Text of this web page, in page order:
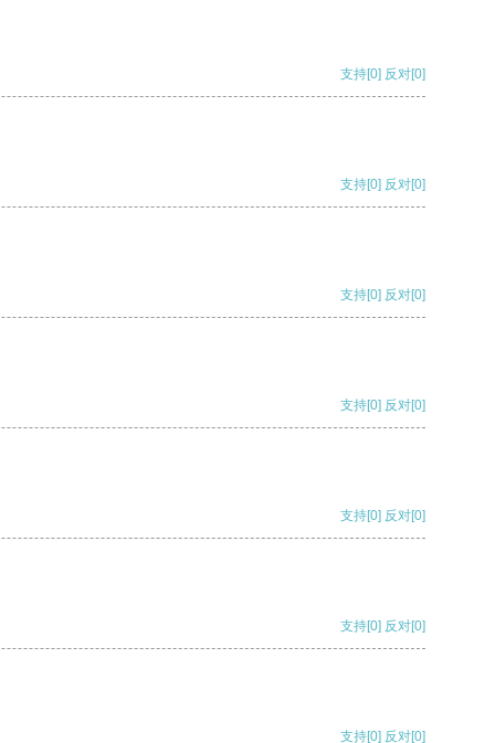
支持[0] 反对[0]
支持[0] 反对[0]
支持[0] 反对[0]
支持[0] 反对[0]
支持[0] 反对[0]
支持[0] 反对[0]
支持[0] 反对[0]